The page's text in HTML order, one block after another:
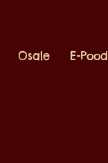
Osale E-Pood